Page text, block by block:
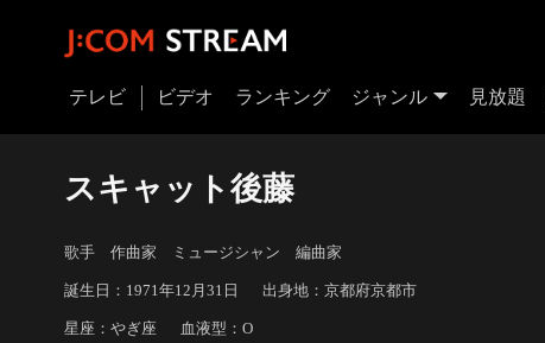
テレビ ビデオ ランキング ジャンル 見放題
スキャット後藤
歌手 作曲家 ミュージシャン 編曲家
誕生日：1971年12月31日 出身地：京都府京都市
星座：やぎ座 血液型：O